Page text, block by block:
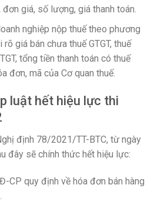
giá, số lượng, giá thanh toán.
nghiệp nộp thuế theo phương
giá bán chưa thuế GTGT, thuế
tổng tiền thanh toán có thuế
đơn, mã của Cơ quan thuế.
luật hết hiệu lực thi
định 78/2021/TT-BTC, từ ngày
đây sẽ chính thức hết hiệu lực:
CP quy định về hóa đơn bán hàng